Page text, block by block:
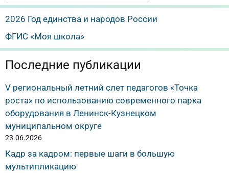
2026 Год единства и народов России
ФГИС «Моя школа»
Последние публикации
V региональный летний слет педагогов «Точка
роста» по использованию современного парка
оборудования в Ленинск-Кузнецком
муниципальном округе
23.06.2026
Кадр за кадром: первые шаги в большую
мультипликацию